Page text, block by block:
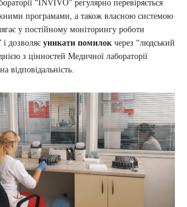
“INVIVO” регулярно перевіряється
програмами, а також власною системою
у постійному моніторингу роботи
дозволяє уникати помилок через “людський
з цінностей Медичної лабораторії
відповідальність.